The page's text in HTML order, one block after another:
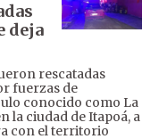
deja
rescatadas
fuerzas de
conocido como La
la ciudad de Itapoá, a
con el territorio